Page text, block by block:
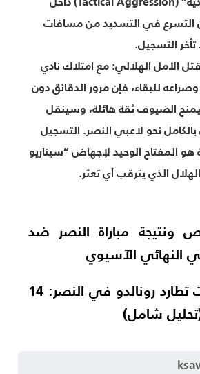
إلى “شراسة تكتيكية” (Tactical Aggression) داخل
التسرع في التسديد من مسافات
تأخر التسجيل.
الأمل الهلالي: مع امتلاك نادي
نقطة وصراعه للبقاء، فإن مرور الدقائق دون
الضيوف ثقة هائلة، وسينقل
نحو لاعبي النصر. التسجيل
دقيقة هو المفتاح الوحيد لإجهاض “سيناريو
الهلال الذي يترقب أي تعثر.
ونتيجة مباراة النصر ضد
النهائي الآسيوي
عقدة البطولات تطارد رونالدو في النصر: 14
شامل)